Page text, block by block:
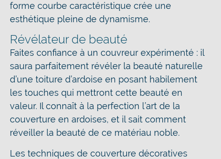
forme courbe caractéristique crée une
esthétique pleine de dynamisme.
Révélateur de beauté
Faites confiance à un couvreur expérimenté : il
saura parfaitement révéler la beauté naturelle
d’une toiture d’ardoise en posant habilement
les touches qui mettront cette beauté en
valeur. Il connaît à la perfection l’art de la
couverture en ardoises, et il sait comment
réveiller la beauté de ce matériau noble.
Les techniques de couverture décoratives